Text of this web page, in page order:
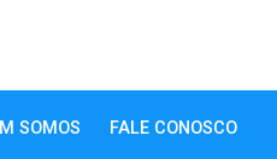
SOMOS FALE CONOSCO